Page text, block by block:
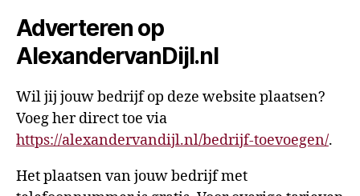
Adverteren op
AlexandervanDijl.nl
Wil jij jouw bedrijf op deze website plaatsen?
Voeg her direct toe via
https://alexandervandijl.nl/bedrijf-toevoegen/.
Het plaatsen van jouw bedrijf met